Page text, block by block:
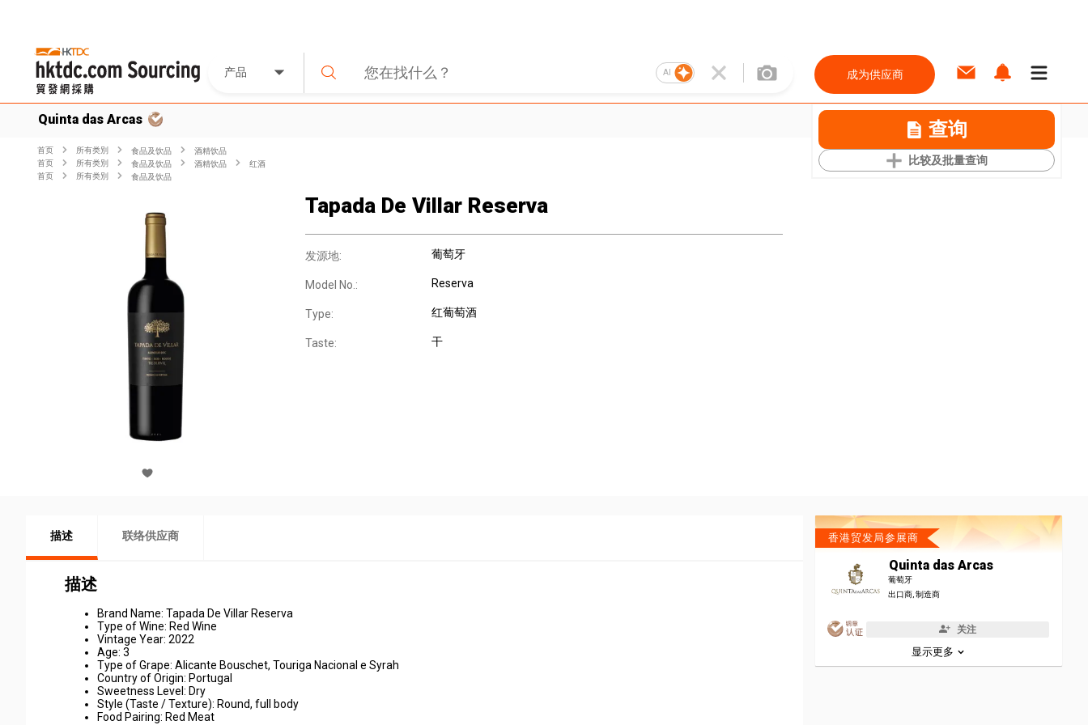
产品 AI 成为供应商
Quinta das Arcas 查询
比较及批量查询
首页 所有类別 食品及饮品
酒精饮品
首页
所有类別 食品及饮品 酒精饮品
红酒
首页
所有类別 食品及饮品
Tapada De Villar Reserva
发源地: 葡萄牙
Model No.: Reserva
Type: 红葡萄酒
Taste: 干
描述 联络供应商
描述
Brand Name: Tapada De Villar Reserva
Type of Wine: Red Wine
Vintage Year: 2022
Age: 3
Type of Grape: Alicante Bouschet, Touriga Nacional e Syrah
Country of Origin: Portugal
Sweetness Level: Dry
Style (Taste / Texture): Round, full body
Food Pairing: Red Meat
香港贸发局参展商
Quinta das Arcas
葡萄牙
出口商, 制造商
关注
显示更多